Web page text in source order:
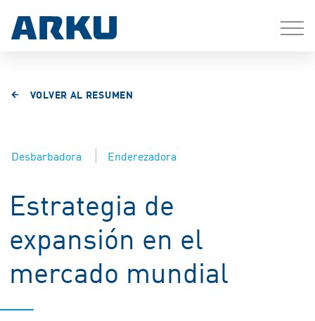
VOLVER AL RESUMEN
Desbarbadora Enderezadora
Estrategia de
expansión en el
mercado mundial